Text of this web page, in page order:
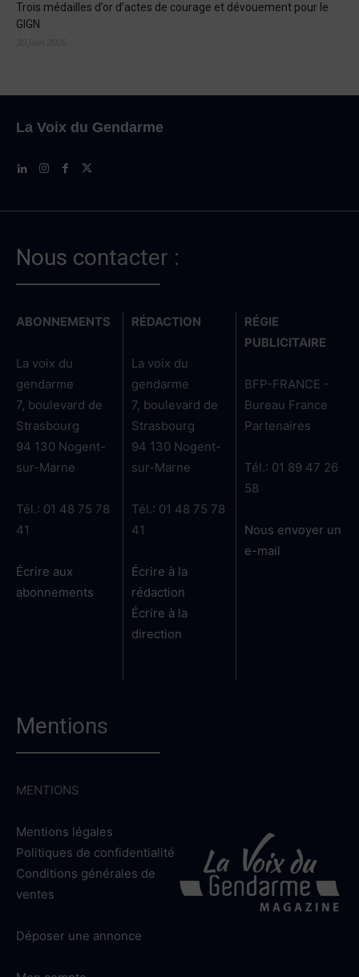
Trois médailles d’or d’actes de courage et dévouement pour le
GIGN
La Voix du Gendarme
Nous contacter :
ABONNEMENTS
La voix du
gendarme
7, boulevard de
Strasbourg
94 130 Nogent-
sur-Marne
Tél.: 01 48 75 78
41
Écrire aux
abonnements
RÉDACTION
La voix du
gendarme
7, boulevard de
Strasbourg
94 130 Nogent-
sur-Marne
Tél.: 01 48 75 78
41
Écrire à la
rédaction
Écrire à la
direction
RÉGIE
PUBLICITAIRE
BFP-FRANCE -
Bureau France
Partenaires
Tél.: 01 89 47 26
58
Nous envoyer un
e-mail
Mentions
MENTIONS
Mentions légales
Politiques de confidentialité
Conditions générales de
ventes
Déposer une annonce